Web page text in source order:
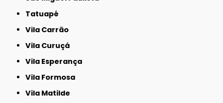
Tatuapé
Vila Carrão
Vila Curuçá
Vila Esperança
Vila Formosa
Vila Matilde